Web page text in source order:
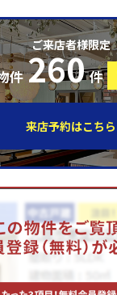
ご来店者様限定
件 260 件
来店予約はこちら